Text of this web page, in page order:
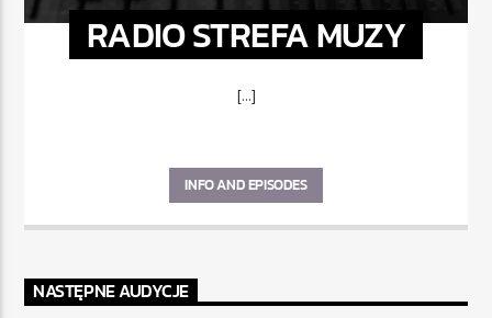
RADIO STREFA MUZY
[...]
INFO AND EPISODES
NASTĘPNE AUDYCJE